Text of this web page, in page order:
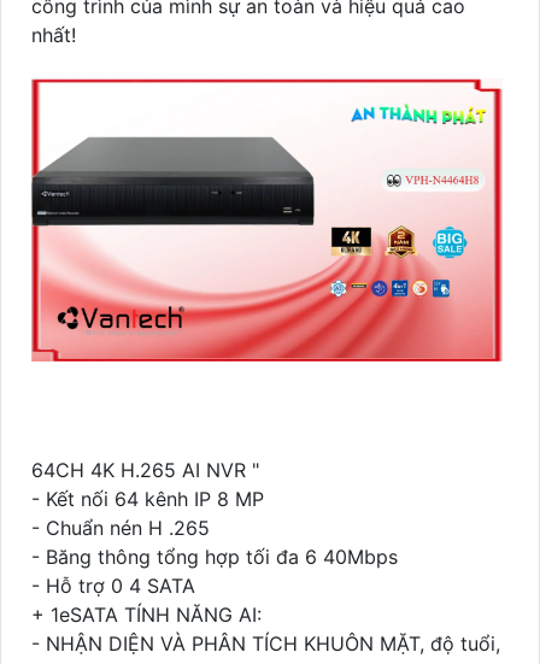
công trình của mình sự an toàn và hiệu quả cao
nhất!
64CH 4K H.265 AI NVR "
- Kết nối 64 kênh IP 8 MP
- Chuẩn nén H .265
- Băng thông tổng hợp tối đa 6 40Mbps
- Hỗ trợ 0 4 SATA
+ 1eSATA TÍNH NĂNG AI:
- NHẬN DIỆN VÀ PHÂN TÍCH KHUÔN MẶT, độ tuổi,